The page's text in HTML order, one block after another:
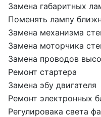
Замена габаритных
Поменять лампу
Замена механизма
Замена моторчика
Замена проводов
Ремонт стартера
Замена эбу двигателя
Ремонт электронных
Регулировака света